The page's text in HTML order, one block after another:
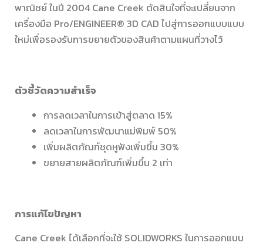
พาณิชย์ ในปี 2004 Cane Creek ตัดสินใจที่จะเปลี่ยนจาก
เครื่องมือ Pro/ENGINEER® 3D CAD ไปสู่การออกแบบแบบ
ใหม่เพื่อรองรับการขยายตัวของสินค้าตามแผนที่วางไว้
ตัวชี้วัดความสำเร็จ
การลดเวลาในการเข้าสู่ตลาด 15%
ลดเวลาในการพัฒนาแม่พิมพ์ 50%
เพิ่มผลิตภัณฑ์ชุดหูฟังเพิ่มขึ้น 30%
ขยายสายผลิตภัณฑ์เพิ่มขึ้น 2 เท่า
การแก้ไขปัญหา
Cane Creek ได้เลือกที่จะใช้ SOLIDWORKS ในการออกแบบ